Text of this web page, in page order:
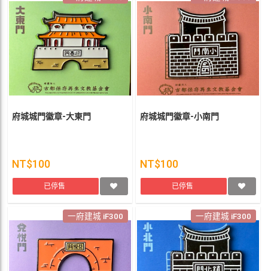
府城城門徽章-大東門
NT$100
已停售
府城城門徽章-小南門
NT$100
已停售
一府建城 iF300 一府建城 iF300